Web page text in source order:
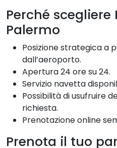
Perché scegliere
Palermo
Posizione strategica a
dall’aeroporto.
Apertura 24 ore su 24.
Servizio navetta
Possibilità di usufruire
richiesta.
Prenotazione online
Prenota il tuo